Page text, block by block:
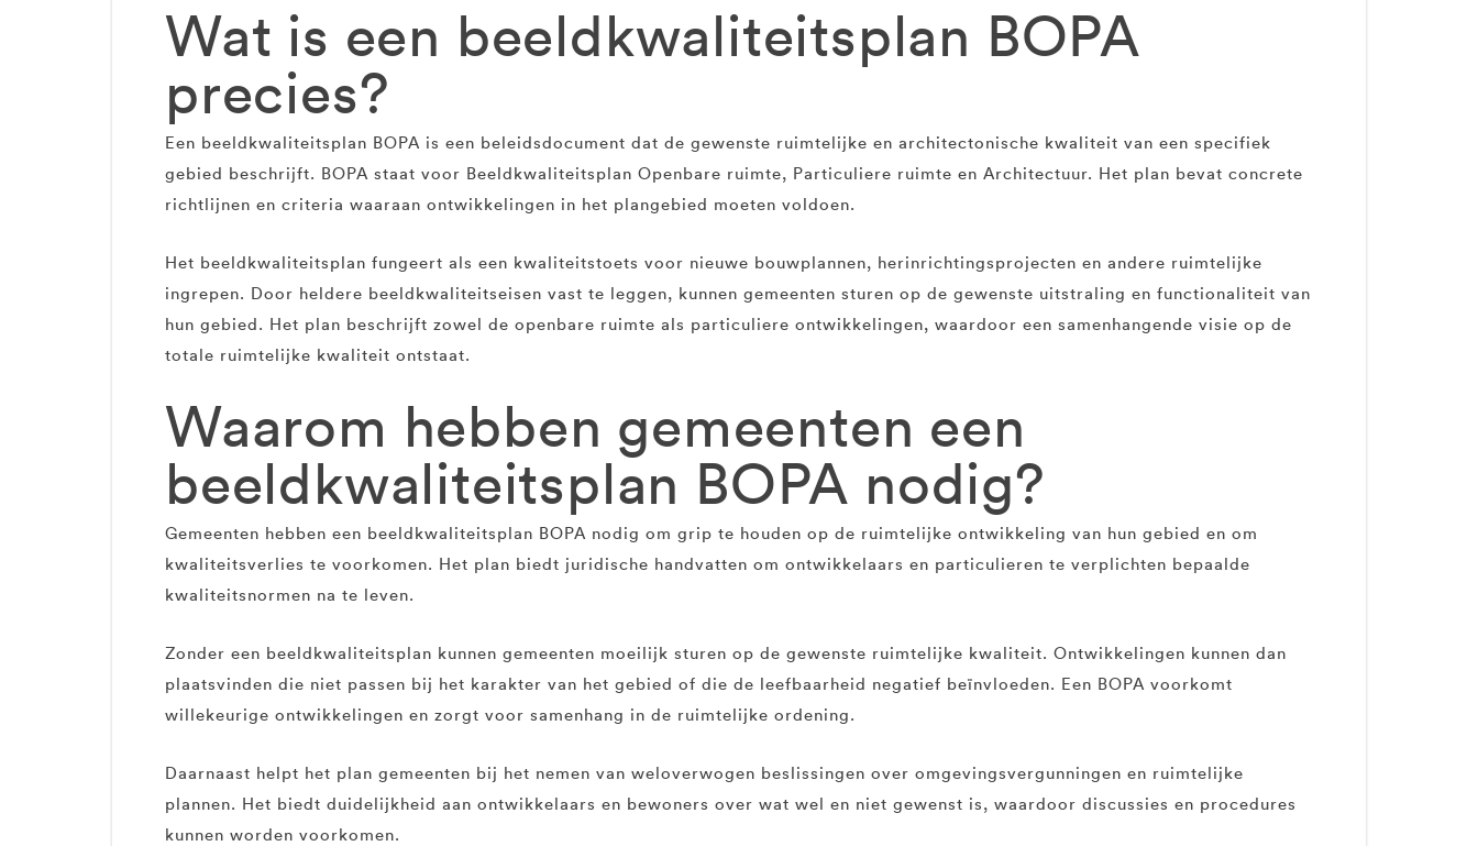
Wat is een beeldkwaliteitsplan BOPA
precies?
Een beeldkwaliteitsplan BOPA is een beleidsdocument dat de gewenste ruimtelijke en architectonische kwaliteit van een specifiek
gebied beschrijft. BOPA staat voor Beeldkwaliteitsplan Openbare ruimte, Particuliere ruimte en Architectuur. Het plan bevat concrete
richtlijnen en criteria waaraan ontwikkelingen in het plangebied moeten voldoen.
Het beeldkwaliteitsplan fungeert als een kwaliteitstoets voor nieuwe bouwplannen, herinrichtingsprojecten en andere ruimtelijke
ingrepen. Door heldere beeldkwaliteitseisen vast te leggen, kunnen gemeenten sturen op de gewenste uitstraling en functionaliteit van
hun gebied. Het plan beschrijft zowel de openbare ruimte als particuliere ontwikkelingen, waardoor een samenhangende visie op de
totale ruimtelijke kwaliteit ontstaat.
Waarom hebben gemeenten een
beeldkwaliteitsplan BOPA nodig?
Gemeenten hebben een beeldkwaliteitsplan BOPA nodig om grip te houden op de ruimtelijke ontwikkeling van hun gebied en om
kwaliteitsverlies te voorkomen. Het plan biedt juridische handvatten om ontwikkelaars en particulieren te verplichten bepaalde
kwaliteitsnormen na te leven.
Zonder een beeldkwaliteitsplan kunnen gemeenten moeilijk sturen op de gewenste ruimtelijke kwaliteit. Ontwikkelingen kunnen dan
plaatsvinden die niet passen bij het karakter van het gebied of die de leefbaarheid negatief beïnvloeden. Een BOPA voorkomt
willekeurige ontwikkelingen en zorgt voor samenhang in de ruimtelijke ordening.
Daarnaast helpt het plan gemeenten bij het nemen van weloverwogen beslissingen over omgevingsvergunningen en ruimtelijke
plannen. Het biedt duidelijkheid aan ontwikkelaars en bewoners over wat wel en niet gewenst is, waardoor discussies en procedures
kunnen worden voorkomen.